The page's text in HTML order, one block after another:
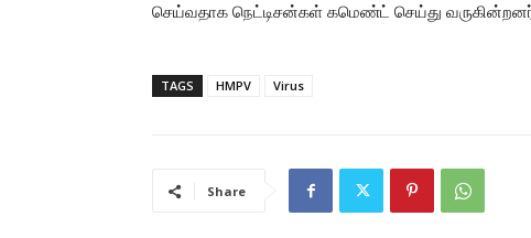
செய்வதாக நெட்டிசன்கள் கமெண்ட் செய்து
TAGS HMPV Virus
Share